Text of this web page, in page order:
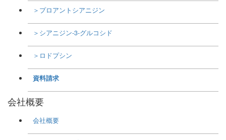
＞プロアントシアニジン
＞シアニジン-3-グルコシド
＞ロドプシン
資料請求
会社概要
会社概要